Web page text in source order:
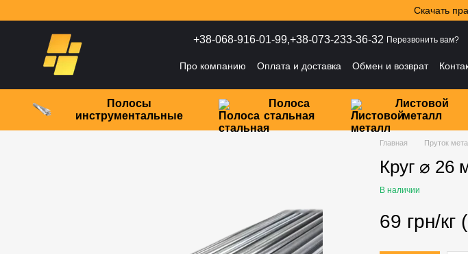
Скачать
+38-068-916-01-99,+38-073-233-36-32 Перезвонить вам?
Про компанию Оплата и доставка Обмен и возврат
Полосы
инструментальные
Полоса
стальная
Листовой
металл
Главная Пруток
Круг ⌀ 26
В наличии
69 грн/